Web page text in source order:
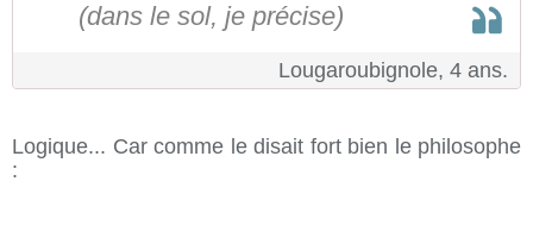
(dans le sol, je précise)
Lougaroubignole, 4 ans.
Logique... Car comme le disait fort bien le philosophe
: